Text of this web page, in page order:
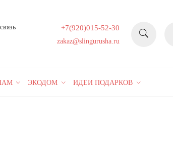
+7(920)015-52-30
zakaz@slingurusha.ru
ЭКОДОМ ИДЕИ ПОДАРКОВ